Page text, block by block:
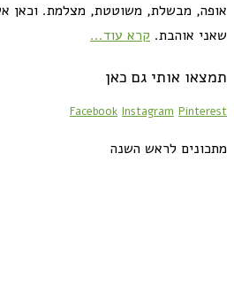
מבשלת, משוטטת, מצלמת. וכאן
אוהבת.קרא עוד...
אותי גם כאן
Facebook Instagram
לראש השנה